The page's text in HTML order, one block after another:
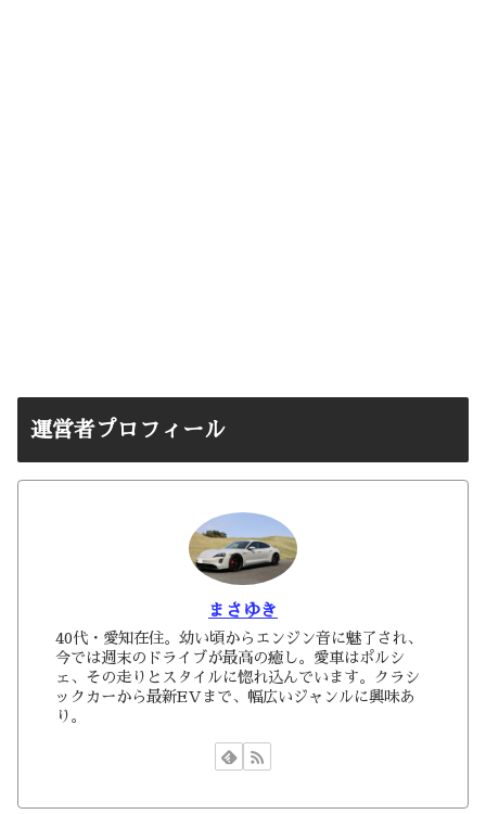
運営者プロフィール
まさゆき
40代・愛知在住。幼い頃からエンジン音に魅了され、
今では週末のドライブが最高の癒し。愛車はポルシ
ェ、その走りとスタイルに惚れ込んでいます。クラシ
ックカーから最新EVまで、幅広いジャンルに興味あ
り。